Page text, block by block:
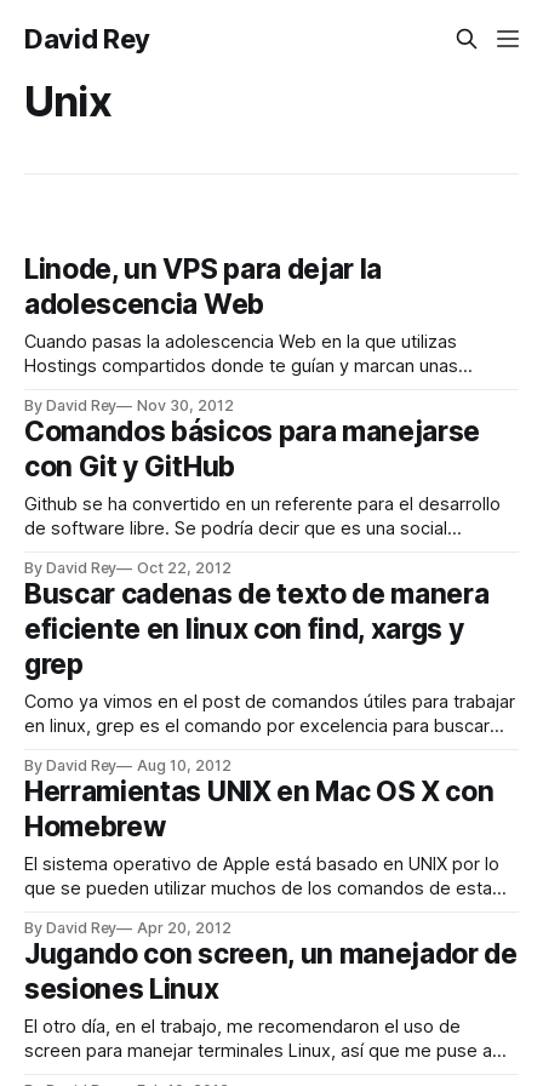
David Rey
Unix
Linode, un VPS para dejar la
adolescencia Web
Cuando pasas la adolescencia Web en la que utilizas
Hostings compartidos donde te guían y marcan unas
independiente y tomar tus propias decisiones sobre las
configuraciones de tu server. Así que buscando alternativas
para evolucionar en la Web, llegas a la etapa
By David Rey Nov 30, 2012
Comandos básicos para manejarse
con Git y GitHub
Github se ha convertido en un referente para el desarrollo
de software libre. Se podría decir que es una social
cómo Bootstrap, HTML5Boilerplate. La magía de Github es
la facilidad de manejo de proyectos, colaboradores y por
supuesto la posibilidad que ofrece
By David Rey Oct 22, 2012
Buscar cadenas de texto de manera
eficiente en linux con find, xargs y
grep
Como ya vimos en el post de comandos útiles para trabajar
en linux, grep es el comando por excelencia para buscar
con grep puede hacerse muy pesada cuando la hacemos
de manera recursiva en carpetas con multitud de archivos.
Por ello
By David Rey Aug 10, 2012
Herramientas UNIX en Mac OS X con
Homebrew
El sistema operativo de Apple está basado en UNIX por lo
que se pueden utilizar muchos de los comandos de esta
ello que se debe recurrir a herramientas adicionales para
completar el paquete. Homebrew es una herramienta
gratuita y muy cómoda
By David Rey Apr 20, 2012
Jugando con screen, un manejador de
sesiones Linux
El otro día, en el trabajo, me recomendaron el uso de
screen para manejar terminales Linux, así que me puse a